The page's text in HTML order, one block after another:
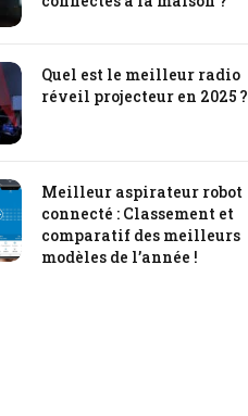
Quel est le meilleur radio
réveil projecteur en 2025 ?
Meilleur aspirateur robot
connecté : Classement et
comparatif des meilleurs
modèles de l’année !